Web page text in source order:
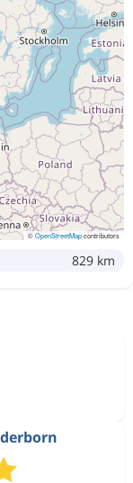
©OpenStreetMapcontributors
829 km